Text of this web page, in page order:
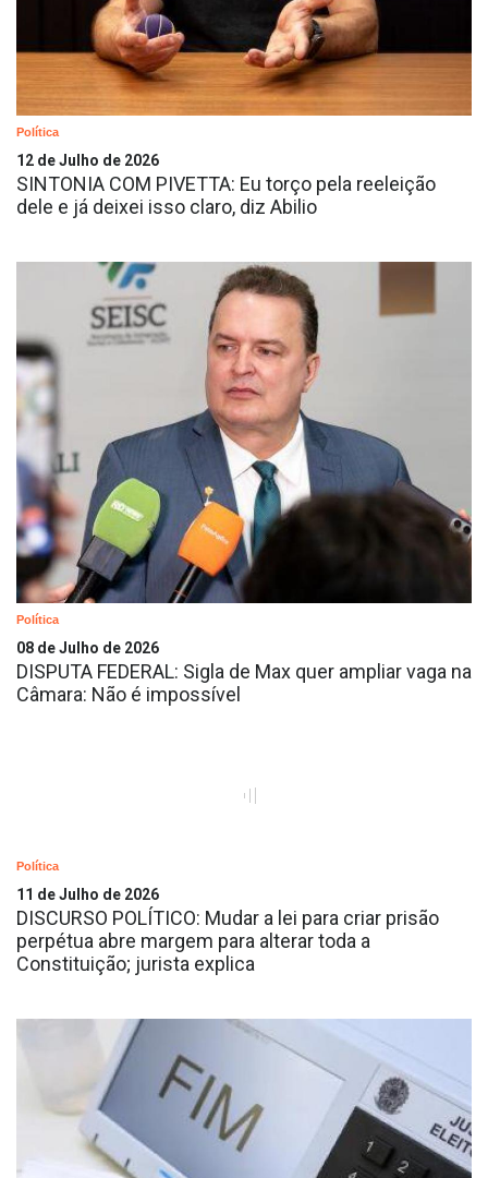
Política
12 de Julho de 2026
SINTONIA COM PIVETTA: Eu torço pela reeleição
dele e já deixei isso claro, diz Abilio
Política
08 de Julho de 2026
DISPUTA FEDERAL: Sigla de Max quer ampliar vaga na
Câmara: Não é impossível
Política
11 de Julho de 2026
DISCURSO POLÍTICO: Mudar a lei para criar prisão
perpétua abre margem para alterar toda a
Constituição; jurista explica